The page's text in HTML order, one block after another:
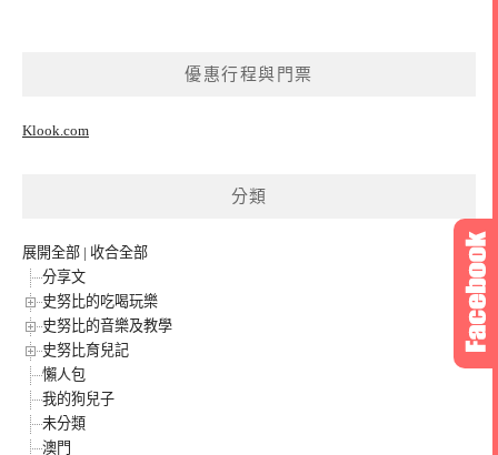
優惠行程與門票
Klook.com
分類
展開全部 | 收合全部
分享文
史努比的吃喝玩樂
史努比的音樂及教學
史努比育兒記
懶人包
我的狗兒子
未分類
澳門